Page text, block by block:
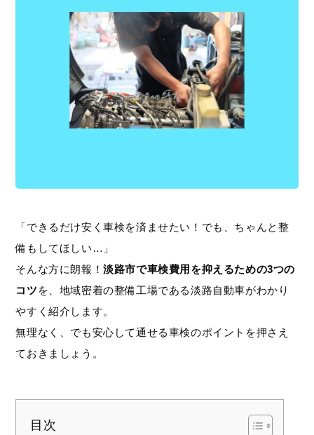
「できるだけ安く車検を済ませたい！でも、ちゃんと整
備もしてほしい…」
そんな方に朗報！淡路市で車検費用を抑えるための3つの
コツ を、地域密着の整備工場である淡路自動車がわかり
やすく紹介します。
無理なく、でも安心して通せる車検のポイントを押さえ
ておきましょう。
目次